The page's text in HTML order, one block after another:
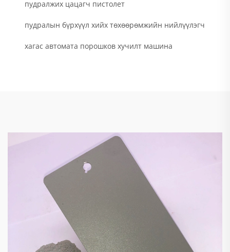
пудралжих цацагч пистолет
пудралын бүрхүүл хийх төхөөрөмжийн нийлүүлэгч
хагас автомата порошков хучилт машина